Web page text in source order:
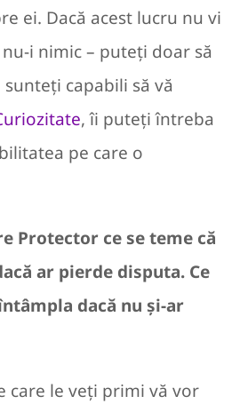
ei. Dacă acest lucru nu vi
i nimic – puteți doar să
capabili să vă
, îi puteți întreba
pe care o
Protector ce se teme că
ar pierde disputa. Ce
dacă nu și-ar
care le veți primi vă vor